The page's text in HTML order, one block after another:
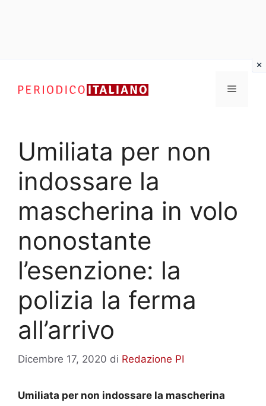
contenuto
Menu
Umiliata per non
indossare la
mascherina in volo
nonostante
l’esenzione: la
polizia la ferma
all’arrivo
Dicembre 17, 2020 di Redazione PI
Umiliata per non indossare la mascherina